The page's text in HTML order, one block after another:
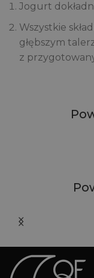
Jogurt
Wszystkie
głębszym
z